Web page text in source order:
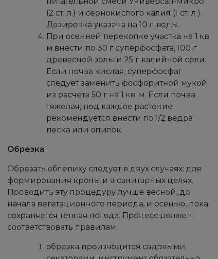
(2 ст. л.) и сернокислого калия (1 ст. л.).
Дозировка указана на 10 л воды.
При осенней перекопке участка на 1 кв.
м внести по 30 г суперфосфата, 100 г
древесной золы и 25 г калийной соли.
Если почва кислая, суперфосфат
следует заменить фосфоритной мукой
из расчета 50 г на 1 кв. м. Если почва
тяжелая, под каждое растение
рекомендуется внести по 1/2 ведра
песка или опилок.
Обрезка
Обрезать облепиху следует в двух случаях: для
формирования кроны и в санитарных целях.
Проводить эту процедуру лучше весной, до
начала вегетационного периода, и осенью, пока
сохраняется теплая погода. Процесс должен
соответствовать правилам:
обрезка производится садовыми